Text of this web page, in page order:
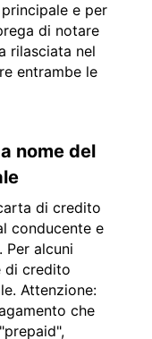
e per
di notare
rilasciata nel
entrambe le
nome del
di credito
conducente e
Per alcuni
di credito
Attenzione:
che